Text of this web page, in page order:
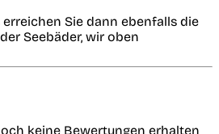
erreichen Sie dann ebenfalls die
Seebäder, wir oben
keine Bewertungen erhalten